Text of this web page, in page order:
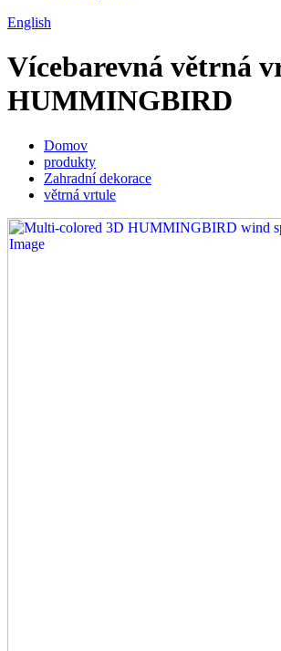
English
Vícebarevná větrná
HUMMINGBIRD
Domov
produkty
Zahradní dekorace
větrná vrtule